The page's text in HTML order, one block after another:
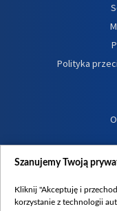
Polityka
Szanujemy Twoją
Kliknij "Akceptuję i
korzystanie z technologii